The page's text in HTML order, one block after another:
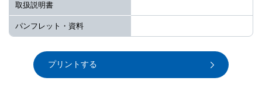
取扱説明書
パンフレット・資料
プリントする